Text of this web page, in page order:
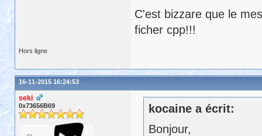
C'est bizzare que le
ficher cpp!!!
Hors ligne
16-11-2015 16:24:53
seki
0x73656B69
kocaine a écrit:
Bonjour,